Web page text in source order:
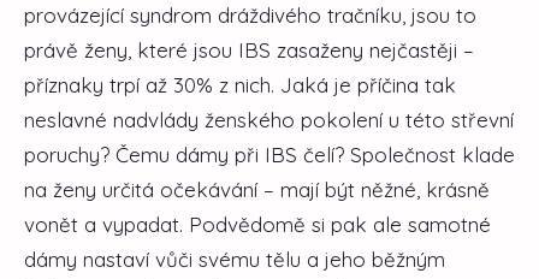
provázející syndrom dráždivého tračníku, jsou to
právě ženy, které jsou IBS zasaženy nejčastěji –
příznaky trpí až 30% z nich. Jaká je příčina tak
neslavné nadvlády ženského pokolení u této střevní
poruchy? Čemu dámy při IBS čelí? Společnost klade
na ženy určitá očekávání – mají být něžné, krásně
vonět a vypadat. Podvědomě si pak ale samotné
dámy nastaví vůči svému tělu a jeho běžným